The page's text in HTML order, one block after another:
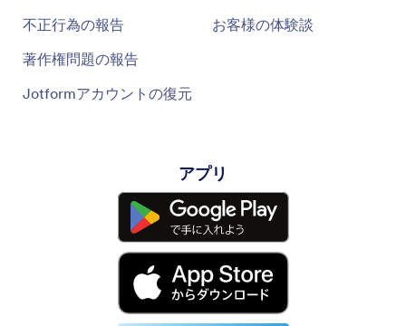
不正行為の報告
著作権問題の報告
Jotformアカウントの復元
お客様の体験談
アプリ